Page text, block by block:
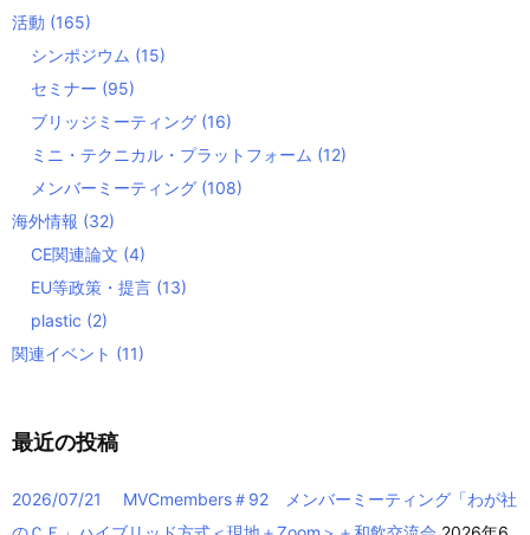
活動 (165)
シンポジウム (15)
セミナー (95)
ブリッジミーティング (16)
ミニ・テクニカル・プラットフォーム (12)
メンバーミーティング (108)
海外情報 (32)
CE関連論文 (4)
EU等政策・提言 (13)
plastic (2)
関連イベント (11)
最近の投稿
2026/07/21 MVCmembers＃92 メンバーミーティング「わが社